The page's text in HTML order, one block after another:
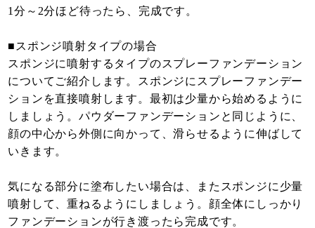
1分～2分ほど待ったら、完成です。
■スポンジ噴射タイプの場合
スポンジに噴射するタイプのスプレーファンデーション
についてご紹介します。スポンジにスプレーファンデー
ションを直接噴射します。最初は少量から始めるように
しましょう。パウダーファンデーションと同じように、
顔の中心から外側に向かって、滑らせるように伸ばして
いきます。
気になる部分に塗布したい場合は、またスポンジに少量
噴射して、重ねるようにしましょう。顔全体にしっかり
ファンデーションが行き渡ったら完成です。